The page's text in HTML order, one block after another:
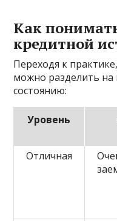
Как
кредитной
Переходя к
можно разделить на
состоянию:
Уровень
Отличная